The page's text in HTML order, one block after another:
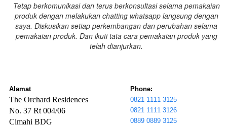
Tetap berkomunikasi dan terus berkonsultasi selama pemakaian
produk dengan melakukan chatting whatsapp langsung dengan
saya. Diskusikan setiap perkembangan dan perubahan selama
pemakaian produk. Dan ikuti tata cara pemakaian produk yang
telah dianjurkan.
Alamat
The Orchard Residences
No. 37 Rt 004/06
Cimahi BDG
Phone:
0821 1111 3125
0821 1111 3126
0889 0889 3125